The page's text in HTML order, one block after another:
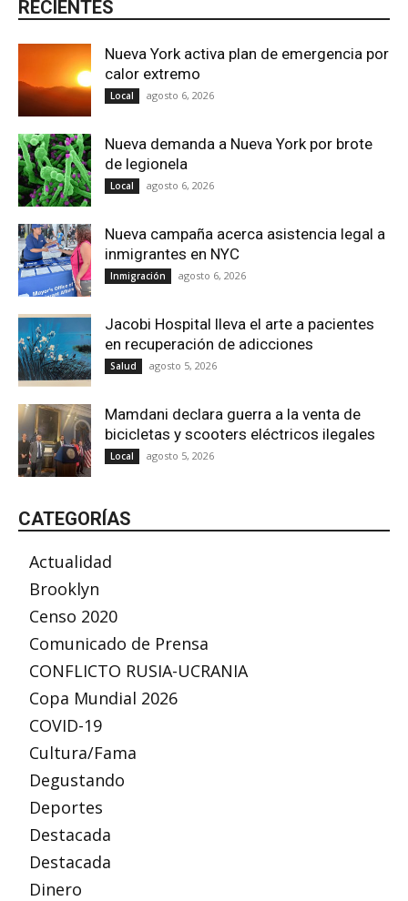
RECIENTES
Nueva York activa plan de emergencia por
calor extremo
Local agosto 6, 2026
Nueva demanda a Nueva York por brote
de legionela
Local agosto 6, 2026
Nueva campaña acerca asistencia legal a
inmigrantes en NYC
Inmigración agosto 6, 2026
Jacobi Hospital lleva el arte a pacientes
en recuperación de adicciones
Salud agosto 5, 2026
Mamdani declara guerra a la venta de
bicicletas y scooters eléctricos ilegales
Local agosto 5, 2026
CATEGORÍAS
Actualidad
Brooklyn
Censo 2020
Comunicado de Prensa
CONFLICTO RUSIA-UCRANIA
Copa Mundial 2026
COVID-19
Cultura/Fama
Degustando
Deportes
Destacada
Destacada
Dinero